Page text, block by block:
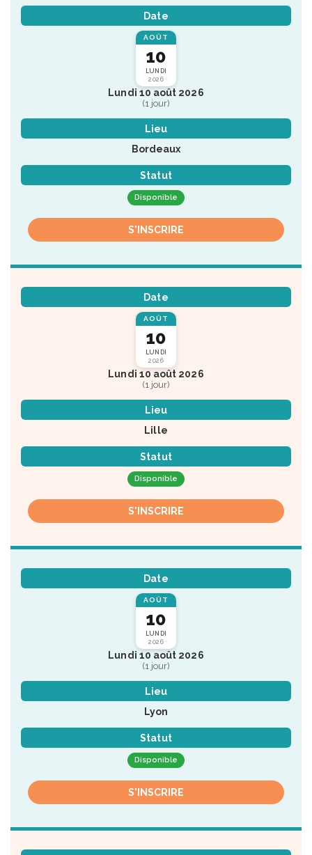
Date
AOÛT
10
LUNDI
2026
Lundi 10 août 2026
(1 jour)
Lieu
Bordeaux
Statut
Disponible
S'INSCRIRE
Date
AOÛT
10
LUNDI
2026
Lundi 10 août 2026
(1 jour)
Lieu
Lille
Statut
Disponible
S'INSCRIRE
Date
AOÛT
10
LUNDI
2026
Lundi 10 août 2026
(1 jour)
Lieu
Lyon
Statut
Disponible
S'INSCRIRE